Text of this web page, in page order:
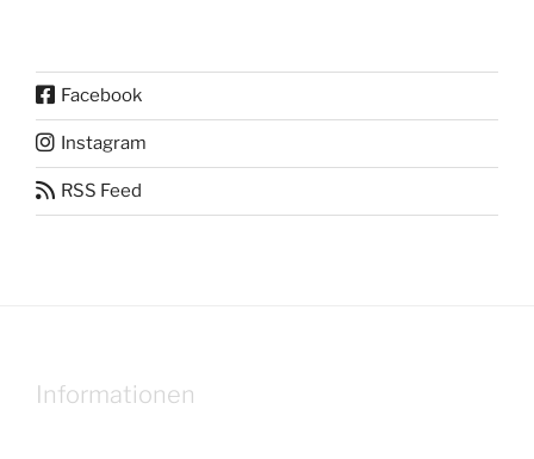
Facebook
Instagram
RSS Feed
Informationen